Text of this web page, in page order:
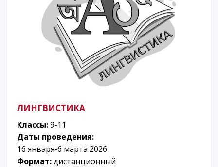
ЛИНГВИСТИКА
Классы:9-11
Даты проведения:
16 января-6 марта 2026
Формат:дистанционный